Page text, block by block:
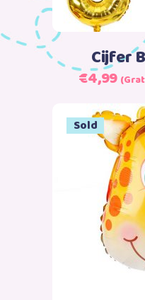
Cijfer
€4,99
Sale
Sold